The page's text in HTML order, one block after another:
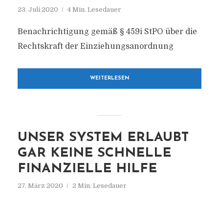
23. Juli 2020 4 Min. Lesedauer
Benachrichtigung gemäß § 459i StPO über die
Rechtskraft der Einziehungsanordnung
WEITERLESEN
UNSER SYSTEM ERLAUBT
GAR KEINE SCHNELLE
FINANZIELLE HILFE
27. März 2020 2 Min. Lesedauer